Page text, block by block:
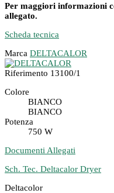
Per maggiori informazioni
allegato.
Scheda tecnica
Marca DELTACALOR
Riferimento 13100/1
Colore
BIANCO
BIANCO
Potenza
750 W
Documenti Allegati
Sch. Tec. Deltacalor Dryer
Deltacolor